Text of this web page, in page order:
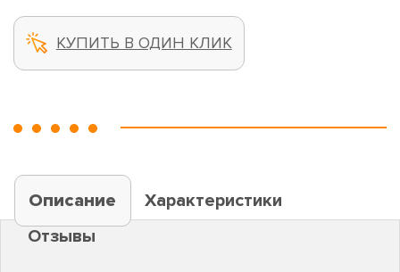
КУПИТЬ В ОДИН КЛИК
Описание
Характеристики
Отзывы